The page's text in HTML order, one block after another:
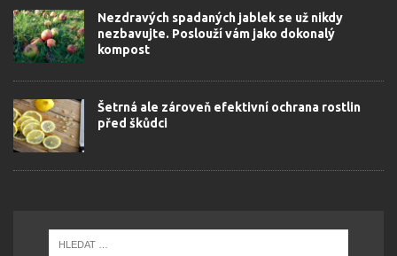
Nezdravých spadaných jablek se už nikdy
nezbavujte. Poslouží vám jako dokonalý
kompost
Šetrná ale zároveň efektivní ochrana rostlin
před škůdci